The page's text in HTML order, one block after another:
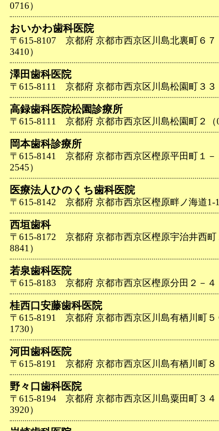
0716）
おいかわ歯科医院
〒615-8107 京都府 京都市西京区川島北裏町６７
3410）
澤田歯科医院
〒615-8111 京都府 京都市西京区川島松園町３３
高録歯科医院松園診療所
〒615-8111 京都府 京都市西京区川島松園町２（
岡本歯科診療所
〒615-8141 京都府 京都市西京区樫原平田町１－
2545）
医療法人ひのくち歯科医院
〒615-8142 京都府 京都市西京区樫原畔ノ海道1-
西垣歯科
〒615-8172 京都府 京都市西京区樫原宇治井西町
8841）
若泉歯科医院
〒615-8183 京都府 京都市西京区樫原分田２－４
桂西口安藤歯科医院
〒615-8191 京都府 京都市西京区川島有栖川町５
1730）
河田歯科医院
〒615-8191 京都府 京都市西京区川島有栖川町８
野々口歯科医院
〒615-8194 京都府 京都市西京区川島粟田町３４
3920）